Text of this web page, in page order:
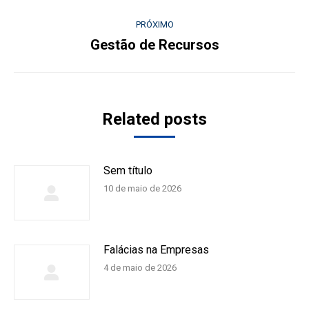
PRÓXIMO
Próximo
Gestão de Recursos
Related posts
Sem título
10 de maio de 2026
Falácias na Empresas
4 de maio de 2026